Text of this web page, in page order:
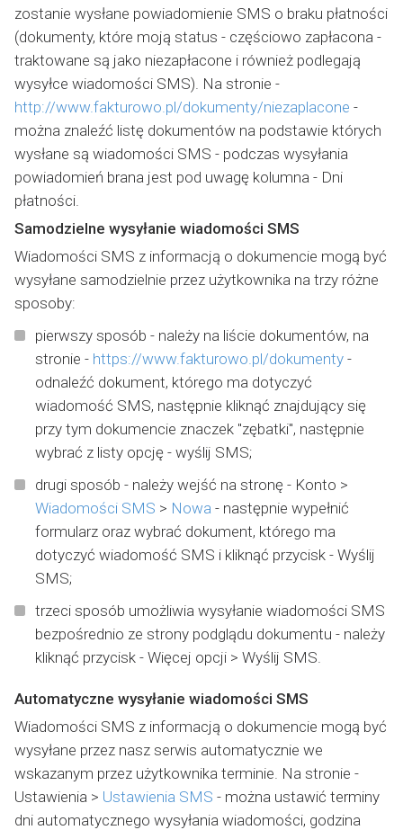
zostanie wysłane powiadomienie SMS o braku płatności
(dokumenty, które moją status - częściowo zapłacona -
traktowane są jako niezapłacone i również podlegają
wysyłce wiadomości SMS). Na stronie -
http://www.fakturowo.pl/dokumenty/niezaplacone -
można znaleźć listę dokumentów na podstawie których
wysłane są wiadomości SMS - podczas wysyłania
powiadomień brana jest pod uwagę kolumna - Dni
płatności.
Samodzielne wysyłanie wiadomości SMS
Wiadomości SMS z informacją o dokumencie mogą być
wysyłane samodzielnie przez użytkownika na trzy różne
sposoby:
pierwszy sposób - należy na liście dokumentów, na
stronie - https://www.fakturowo.pl/dokumenty -
odnaleźć dokument, którego ma dotyczyć
wiadomość SMS, następnie kliknąć znajdujący się
przy tym dokumencie znaczek "zębatki", następnie
wybrać z listy opcję - wyślij SMS;
drugi sposób - należy wejść na stronę - Konto >
Wiadomości SMS > Nowa - następnie wypełnić
formularz oraz wybrać dokument, którego ma
dotyczyć wiadomość SMS i kliknąć przycisk - Wyślij
SMS;
trzeci sposób umożliwia wysyłanie wiadomości SMS
bezpośrednio ze strony podglądu dokumentu - należy
kliknąć przycisk - Więcej opcji > Wyślij SMS.
Automatyczne wysyłanie wiadomości SMS
Wiadomości SMS z informacją o dokumencie mogą być
wysyłane przez nasz serwis automatycznie we
wskazanym przez użytkownika terminie. Na stronie -
Ustawienia > Ustawienia SMS - można ustawić terminy
dni automatycznego wysyłania wiadomości, godzina